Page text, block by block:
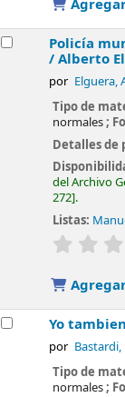
Policía
/Alberto
por Elguera,
Tipo de
normales;
Detalles de
del Archivo
272 .
Listas:
valoración
Yo
por Bastardi,
Tipo de
normales;